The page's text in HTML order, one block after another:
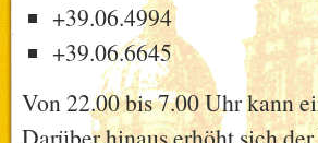
+39.06.4994
+39.06.6645
Von 22.00 bis 7.00 Uhr kann